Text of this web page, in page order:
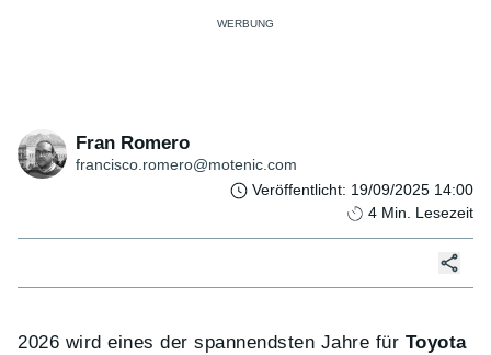
Fran Romero
francisco.romero@motenic.com
Veröffentlicht: 19/09/2025 14:00
4 Min. Lesezeit
2026 wird eines der spannendsten Jahre für Toyota